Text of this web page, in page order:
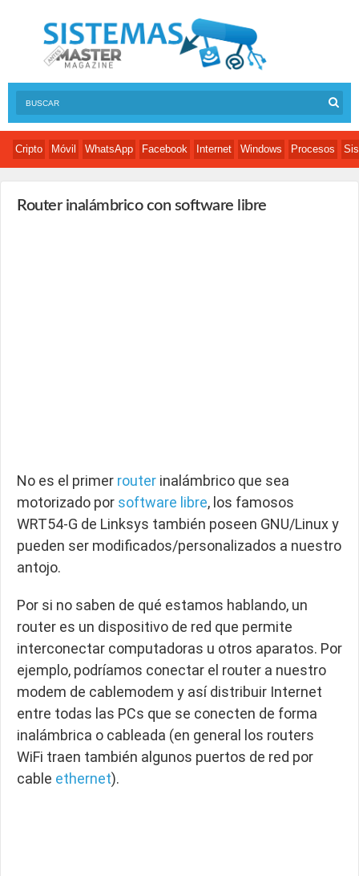
Cripto Móvil WhatsApp Facebook Internet Windows Procesos
Router inalámbrico con software libre
No es el primer router inalámbrico que sea
motorizado por software libre, los famosos
WRT54-G de Linksys también poseen GNU/Linux y
pueden ser modificados/personalizados a nuestro
antojo.
Por si no saben de qué estamos hablando, un
router es un dispositivo de red que permite
interconectar computadoras u otros aparatos. Por
ejemplo, podríamos conectar el router a nuestro
modem de cablemodem y así distribuir Internet
entre todas las PCs que se conecten de forma
inalámbrica o cableada (en general los routers
WiFi traen también algunos puertos de red por
cable ethernet).